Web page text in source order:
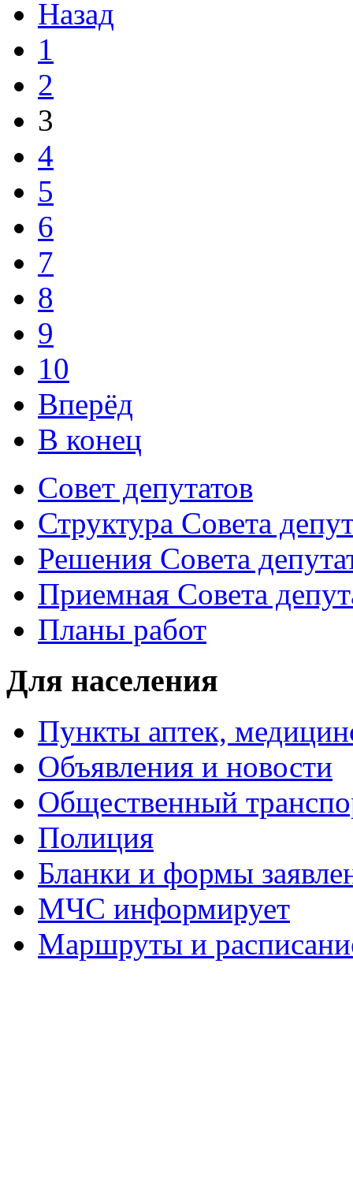
Назад
1
2
3
4
5
6
7
8
9
10
Вперёд
В конец
Совет депутатов
Структура Совета
Решения Совета
Приемная Совета
Планы работ
Для населения
Пункты аптек,
Объявления и новости
Общественный
Полиция
Бланки и формы
МЧС информирует
Маршруты и